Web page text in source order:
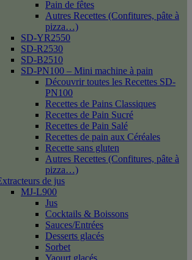
Pain de fêtes
Autres Recettes (Confitures, pâte à
pizza…)
SD-YR2550
SD-R2530
SD-B2510
SD-PN100 – Mini machine à pain
Découvrir toutes les Recettes SD-
PN100
Recettes de Pains Classiques
Recettes de Pain Sucré
Recettes de Pain Salé
Recettes de pain aux Céréales
Recette sans gluten
Autres Recettes (Confitures, pâte à
pizza…)
de jus
MJ-L900
Jus
Cocktails & Boissons
Sauces/Entrées
Desserts glacés
Sorbet
Yaourt glacés